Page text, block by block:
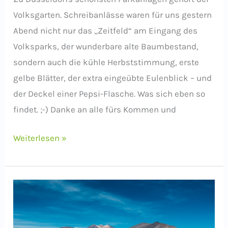
Volksgarten. Schreibanlässe waren für uns gestern
Abend nicht nur das „Zeitfeld“ am Eingang des
Volksparks, der wunderbare alte Baumbestand,
sondern auch die kühle Herbststimmung, erste
gelbe Blätter, der extra eingeübte Eulenblick – und
der Deckel einer Pepsi-Flasche. Was sich eben so
findet. ;-) Danke an alle fürs Kommen und
#stadtschreiben,
3:
Volksgarten
Düsseldorf
Weiterlesen »